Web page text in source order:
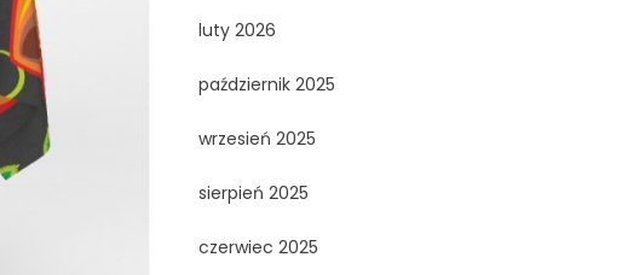
luty 2026
październik 2025
wrzesień 2025
sierpień 2025
czerwiec 2025